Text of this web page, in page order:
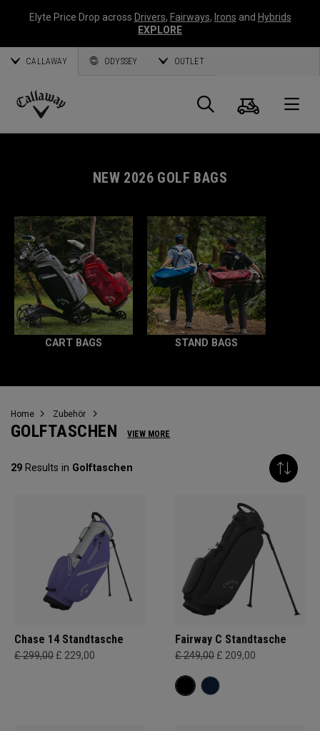
Elyte Price Drop across Drivers, Fairways, Irons and Hybrids
EXPLORE
CALLAWAY ODYSSEY OUTLET
Callaway
Suche
NEW 2026 GOLF BAGS
CART BAGS STAND BAGS
Home Zubehör
GOLFTASCHEN VIEW MORE
29 Results in Golftaschen
Chase 14 Standtasche
£ 299,00 £ 229,00
Fairway C Standtasche
£ 249,00 £ 209,00